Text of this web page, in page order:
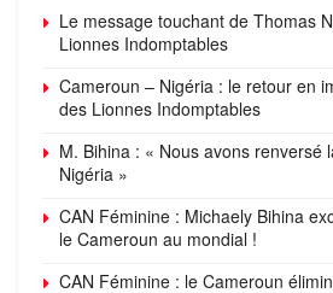
Le message touchant de Thomas
Lionnes Indomptables
Cameroun – Nigéria : le retour en
des Lionnes Indomptables
M. Bihina : « Nous avons renversé
Nigéria »
CAN Féminine : Michaely Bihina
le Cameroun au mondial !
CAN Féminine : le Cameroun